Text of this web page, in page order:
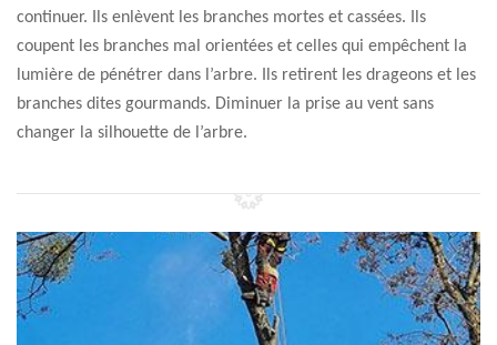
continuer. Ils enlèvent les branches mortes et cassées. Ils
coupent les branches mal orientées et celles qui empêchent la
lumière de pénétrer dans l’arbre. Ils retirent les drageons et les
branches dites gourmands. Diminuer la prise au vent sans
changer la silhouette de l’arbre.